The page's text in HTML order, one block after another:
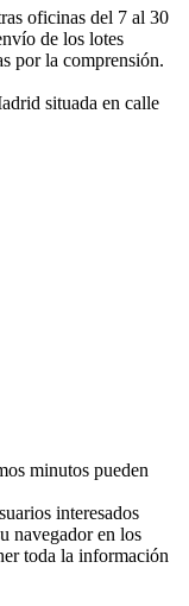
oficinas del 7 al 30
de los lotes
por la comprensión.
situada en calle
minutos pueden
interesados
navegador en los
toda la información